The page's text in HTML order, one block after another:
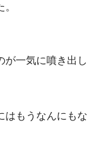
が一気に噴き出し
はもうなんにもな